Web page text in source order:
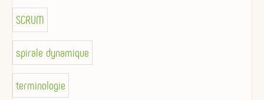
SCRUM
spirale dynamique
terminologie